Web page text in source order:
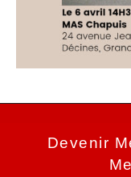
Devenir